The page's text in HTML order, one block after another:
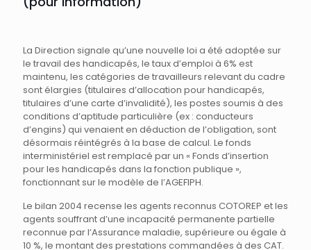
La Direction signale qu’une nouvelle loi a été adoptée sur
le travail des handicapés, le taux d’emploi à 6% est
maintenu, les catégories de travailleurs relevant du cadre
sont élargies (titulaires d’allocation pour handicapés,
titulaires d’une carte d’invalidité), les postes soumis à des
conditions d’aptitude particulière (ex : conducteurs
d’engins) qui venaient en déduction de l’obligation, sont
désormais réintégrés à la base de calcul. Le fonds
interministériel est remplacé par un « Fonds d’insertion
pour les handicapés dans la fonction publique »,
fonctionnant sur le modèle de l’AGEFIPH.
Le bilan 2004 recense les agents reconnus COTOREP et les
agents souffrant d’une incapacité permanente partielle
reconnue par l’Assurance maladie, supérieure ou égale à
10 %, le montant des prestations commandées à des CAT.